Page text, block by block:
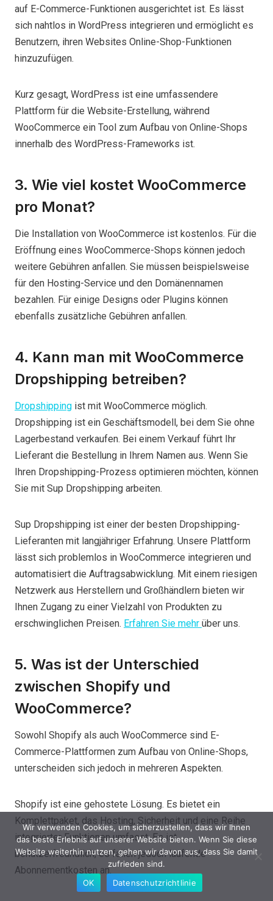
auf E-Commerce-Funktionen ausgerichtet ist. Es lässt
sich nahtlos in WordPress integrieren und ermöglicht es
Benutzern, ihren Websites Online-Shop-Funktionen
hinzuzufügen.
Kurz gesagt, WordPress ist eine umfassendere
Plattform für die Website-Erstellung, während
WooCommerce ein Tool zum Aufbau von Online-Shops
innerhalb des WordPress-Frameworks ist.
3. Wie viel kostet WooCommerce
pro Monat?
Die Installation von WooCommerce ist kostenlos. Für die
Eröffnung eines WooCommerce-Shops können jedoch
weitere Gebühren anfallen. Sie müssen beispielsweise
für den Hosting-Service und den Domänennamen
bezahlen. Für einige Designs oder Plugins können
ebenfalls zusätzliche Gebühren anfallen.
4. Kann man mit WooCommerce
Dropshipping betreiben?
Dropshipping ist mit WooCommerce möglich.
Dropshipping ist ein Geschäftsmodell, bei dem Sie ohne
Lagerbestand verkaufen. Bei einem Verkauf führt Ihr
Lieferant die Bestellung in Ihrem Namen aus. Wenn Sie
Ihren Dropshipping-Prozess optimieren möchten, können
Sie mit Sup Dropshipping arbeiten.
Sup Dropshipping ist einer der besten Dropshipping-
Lieferanten mit langjähriger Erfahrung. Unsere Plattform
lässt sich problemlos in WooCommerce integrieren und
automatisiert die Auftragsabwicklung. Mit einem riesigen
Netzwerk aus Herstellern und Großhändlern bieten wir
Ihnen Zugang zu einer Vielzahl von Produkten zu
erschwinglichen Preisen. Erfahren Sie mehr über uns.
5. Was ist der Unterschied
zwischen Shopify und
WooCommerce?
Sowohl Shopify als auch WooCommerce sind E-
Commerce-Plattformen zum Aufbau von Online-Shops,
unterscheiden sich jedoch in mehreren Aspekten.
Shopify ist eine gehostete Lösung. Es bietet ein
Komplettpaket, das Hosting, Sicherheit und eine Reihe
integrierter Funktionen umfasst. Es ist
benutzerfreundlich, es fallen jedoch laufende
Abonnementkosten an.
Wir verwenden Cookies, um sicherzustellen, dass wir Ihnen
das beste Erlebnis auf unserer Website bieten. Wenn Sie diese
Website weiterhin nutzen, gehen wir davon aus, dass Sie damit
zufrieden sind.
OK
Datenschutzrichtlinie